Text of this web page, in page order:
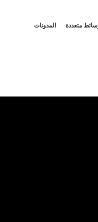
متعددة المدونات